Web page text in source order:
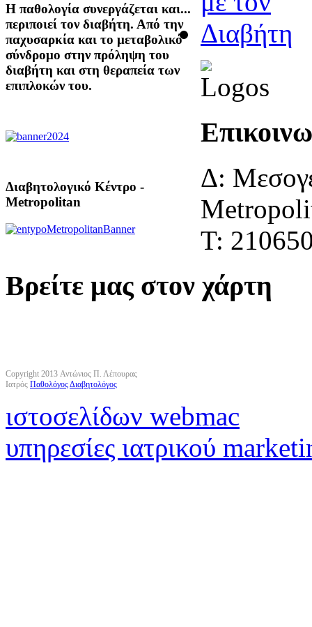
Η παθολογία συνεργάζεται και...
περιποιεί τον διαβήτη. Από την
παχυσαρκία και το μεταβολικό
σύνδρομο στην πρόληψη του
διαβήτη και στη θεραπεία των
επιπλοκών του.
Διαβητολογικό Κέντρο -
Metropolitan
Δ:
Τ:
Βρείτε μας στον χάρτη
Copyright 2013 Αντώνιος Π. Λέπουρας
Ιατρός ΠαθολόγοςΔιαβητολόγος
ιστοσελίδων webmac
υπηρεσίες ιατρικού